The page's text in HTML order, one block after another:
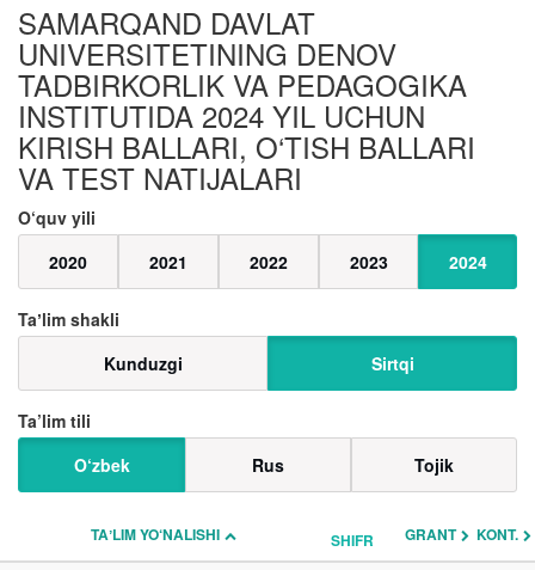
SAMARQAND DAVLAT
UNIVERSITETINING DENOV
TADBIRKORLIK VA PEDAGOGIKA
INSTITUTIDA 2024 YIL UCHUN
KIRISH BALLARI, O‘TISH BALLARI
VA TEST NATIJALARI
O‘quv yili
2020
2021 2022 2023 2024
Taʼlim shakli
Kunduzgi
Sirtqi
Ta’lim tili
O‘zbek
Rus Tojik
TAʼLIM YO‘NALISHI SHIFR GRANT KONT.